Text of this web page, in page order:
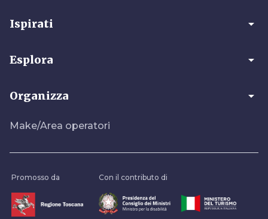
Ispirati arrow_drop_down
Esplora arrow_drop_down
Organizza arrow_drop_down
Make/Area operatori
Promosso da Con il contributo di